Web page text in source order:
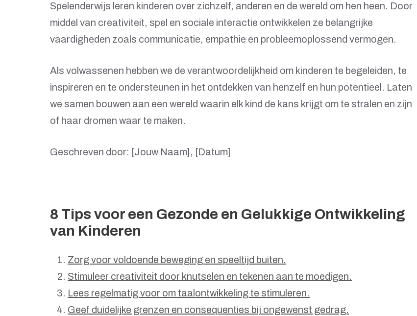
Spelenderwijs leren kinderen over zichzelf, anderen en de wereld om hen heen. Door
middel van creativiteit, spel en sociale interactie ontwikkelen ze belangrijke
vaardigheden zoals communicatie, empathie en probleemoplossend vermogen.
Als volwassenen hebben we de verantwoordelijkheid om kinderen te begeleiden, te
inspireren en te ondersteunen in het ontdekken van henzelf en hun potentieel. Laten
we samen bouwen aan een wereld waarin elk kind de kans krijgt om te stralen en zijn
of haar dromen waar te maken.
Geschreven door: [Jouw Naam], [Datum]
8 Tips voor een Gezonde en Gelukkige Ontwikkeling
van Kinderen
Zorg voor voldoende beweging en speeltijd buiten.
Stimuleer creativiteit door knutselen en tekenen aan te moedigen.
Lees regelmatig voor om taalontwikkeling te stimuleren.
Geef duidelijke grenzen en consequenties bij ongewenst gedrag.